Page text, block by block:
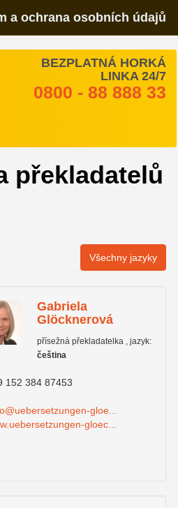
a ochrana osobních údajů
BEZPLATNÁ HORKÁ
LINKA 24/7
0800 - 88 888 33
překladatelů
Všechny jazyky
Gabriela
Glöcknerová
přísežná překladatelka , jazyk:
čeština
152 384 87453
gloe...
gloec...